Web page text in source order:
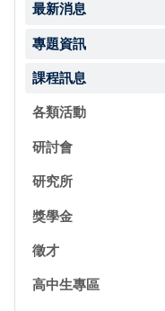
最新消息
專題資訊
課程訊息
各類活動
研討會
研究所
獎學金
徵才
高中生專區